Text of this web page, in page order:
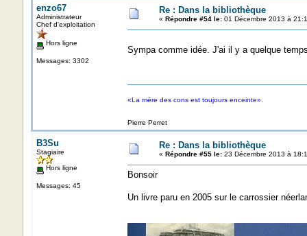
enzo67
Administrateur
Chef d'exploitation
Hors ligne
Messages: 3302
Re : Dans la bibliothèque
« Répondre #54 le:01 Décembre 2013 à
Sympa comme idée. J'ai il y a quelque
«La mère des cons est toujours enceinte».
Pierre Perret
B3Su
Stagiaire
Hors ligne
Messages: 45
Re : Dans la bibliothèque
« Répondre #55 le:23 Décembre 2013 à
Bonsoir
Un livre paru en 2005 sur le carrossier